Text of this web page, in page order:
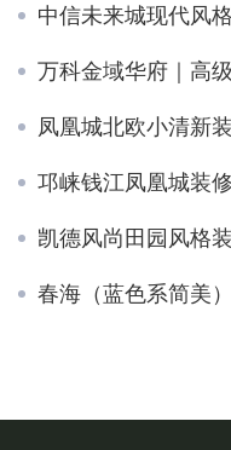
中信未来城现代风
万科金域华府｜高
凤凰城北欧小清新
邛崃钱江凤凰城装
凯德风尚田园风格
春海（蓝色系简美）